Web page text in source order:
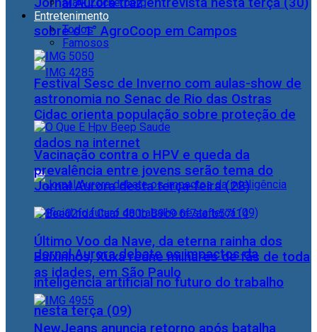
sobre o 1° AgroCoop em Campos
Cidac orienta população sobre proteção de
dados na internet
Jornal Aurora debate os impactos da
inteligência artificial no futuro do trabalho
nesta terça (09)
Entretenimento
Todos
Famosos
Festival Sesc de Inverno com aulas-show de
astronomia no Senac de Rio das Ostras
Vacinação contra o HPV e queda da
prevalência entre jovens serão tema do
Jornal Aurora desta terça-feira (28)
Último Voo da Nave, da eterna rainha dos
Baixinhos, Xuxa reúne milhares de fãs de toda
as idades, em São Paulo
NewJeans anuncia retorno após batalha